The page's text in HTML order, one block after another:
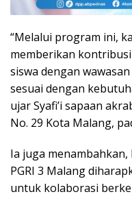
“Melalui program ini,
memberikan
siswa dengan
sesuai dengan
ujar Syafi’i sapaan
No. 29 Kota Malang,
Ia juga
PGRI 3 Malang
untuk kolaborasi